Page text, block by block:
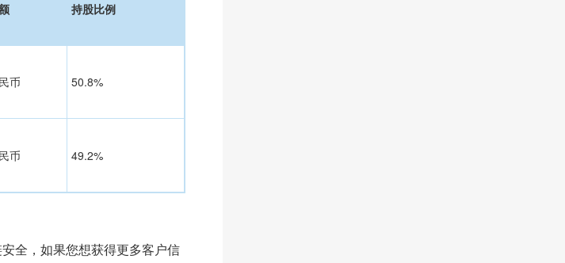
持股比例
币 50.8%
币 49.2%
全，如果您想获得更多客户信